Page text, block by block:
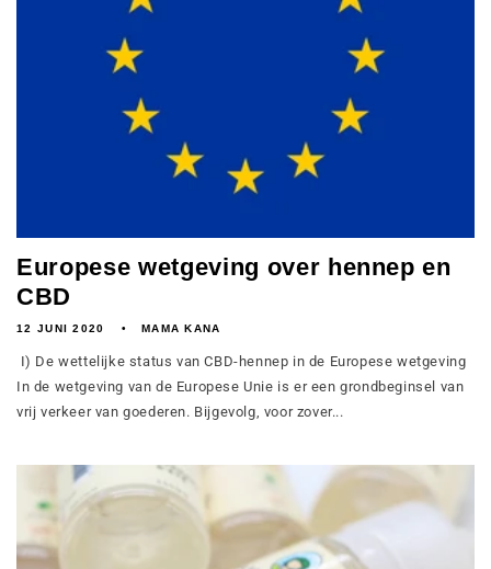
Europese wetgeving over hennep en
CBD
12 JUNI 2020 MAMA KANA
I) De wettelijke status van CBD-hennep in de Europese wetgeving
In de wetgeving van de Europese Unie is er een grondbeginsel van
vrij verkeer van goederen. Bijgevolg, voor zover...